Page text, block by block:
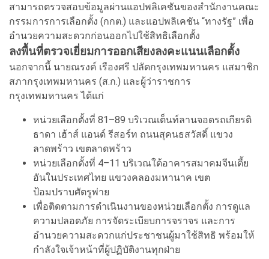
สามารถตรวจสอบข้อมูลผ่านแอปพลิเคชันของสำนักงานคณะ
กรรมการการเลือกตั้ง (กกต.) และแอปพลิเคชัน “ทางรัฐ” เพื่อ
อำนวยความสะดวกก่อนออกไปใช้สิทธิเลือกตั้ง
ลงพื้นที่ตรวจเยี่ยมการออกเสียงลงคะแนนเลือกตั้ง
นอกจากนี้ นายณรงค์ เรืองศรี ปลัดกรุงเทพมหานคร แสมาชิก
สภากรุงเทพมหานคร (ส.ก.) และผู้ว่าราชการ
กรุงเทพมหานคร ได้แก่
หน่วยเลือกตั้งที่ 81–89 บริเวณเต็นท์ลานจอดรถเกียรติ
ธาดา เฮ้าส์ แอนด์ รีสอร์ท ถนนสุคนธสวัสดิ์ แขวง
ลาดพร้าว เขตลาดพร้าว
หน่วยเลือกตั้งที่ 4–11 บริเวณใต้อาคารสมาคมจีนเตี้ย
อันในประเทศไทย แขวงคลองมหานาค เขต
ป้อมปราบศัตรูพ่าย
เพื่อติดตามการดำเนินงานของหน่วยเลือกตั้ง การดูแล
ความปลอดภัย การจัดระเบียบการจราจร และการ
อำนวยความสะดวกแก่ประชาชนผู้มาใช้สิทธิ พร้อมให้
กำลังใจเจ้าหน้าที่ผู้ปฏิบัติงานทุกฝ่าย